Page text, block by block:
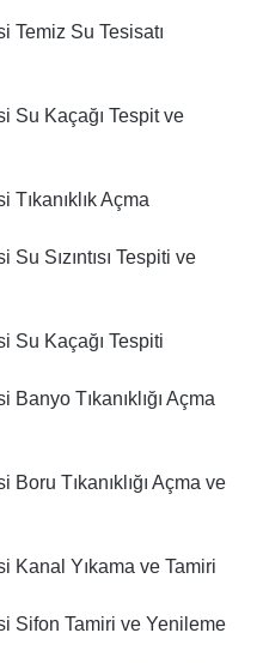
Temiz Su Tesisatı
Su Kaçağı Tespit ve
Açma
Sızıntısı Tespiti ve
Su Kaçağı Tespiti
Tıkanıklığı Açma
Tıkanıklığı Açma ve
Kanal Yıkama ve Tamiri
Sifon Tamiri ve Yenileme